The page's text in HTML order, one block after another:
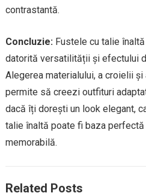
contrastantă.
Concluzie:Fustele cu talie
datorită versatilității și efectului
Alegerea materialului, a croielii
permite să creezi outfituri
dacă îți dorești un look elegant,
talie înaltă poate fi baza perfectă
memorabilă.
Related Posts